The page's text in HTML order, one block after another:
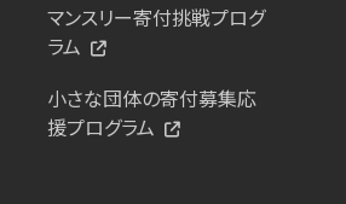
マンスリー寄付挑戦プログ
ラム
小さな団体の寄付募集応
援プログラム